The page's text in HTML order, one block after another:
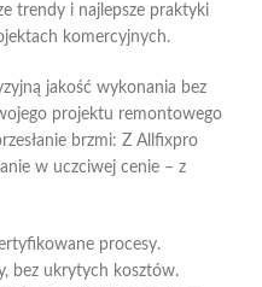
trendy i najlepsze praktyki
komercyjnych.
jakość wykonania bez
projektu remontowego
brzmi: Z Allfixpro
w uczciwej cenie – z
procesy.
bez ukrytych kosztów.